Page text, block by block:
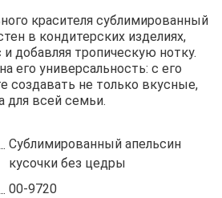
красителя сублимированный
в кондитерских изделиях,
и добавляя тропическую нотку.
его универсальность: с его
не только вкусные,
для всей семьи.
Сублимированный апельсин
кусочки без цедры
00-9720